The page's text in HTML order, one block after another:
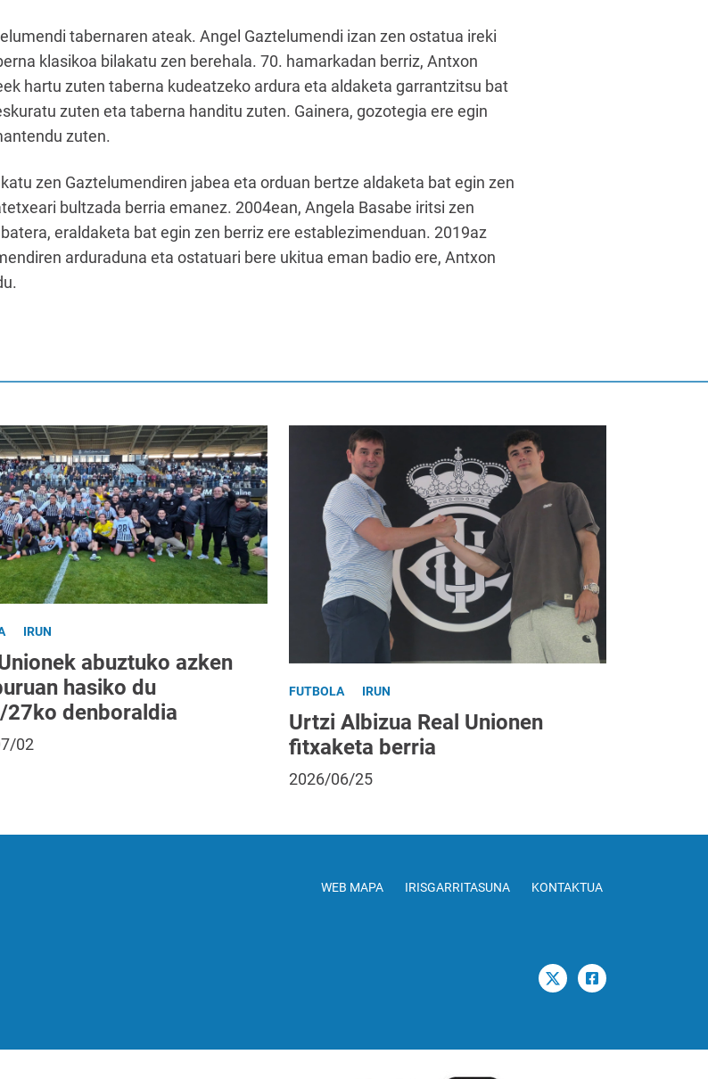
tabernaren ateak. Angel Gaztelumendi izan zen ostatua ireki
klasikoa bilakatu zen berehala. 70. hamarkadan berriz, Antxon
hartu zuten taberna kudeatzeko ardura eta aldaketa garrantzitsu bat
zuten eta taberna handitu zuten. Gainera, gozotegia ere egin
zuten.
zen Gaztelumendiren jabea eta orduan bertze aldaketa bat egin zen
bultzada berria emanez. 2004ean, Angela Basabe iritsi zen
eraldaketa bat egin zen berriz ere establezimenduan. 2019az
arduraduna eta ostatuari bere ukitua eman badio ere, Antxon
IRUN
abuztuko azken
hasiko du
27ko denboraldia
02
FUTBOLA IRUN
Urtzi Albizua Real Unionen
fitxaketa berria
2026/06/25
WEB MAPA IRISGARRITASUNA KONTAKTUA